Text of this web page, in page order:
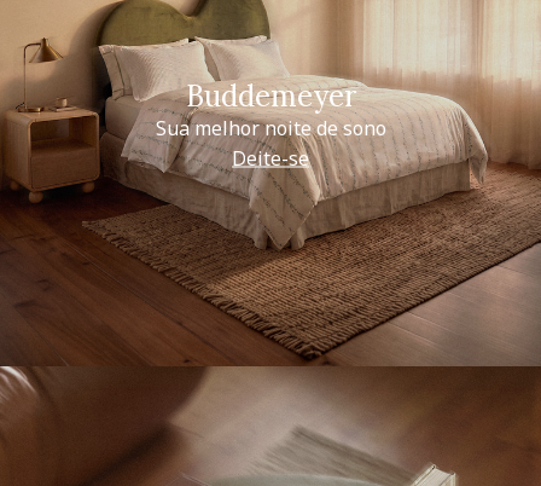
Buddemeyer
Sua melhor noite de sono
Deite-se